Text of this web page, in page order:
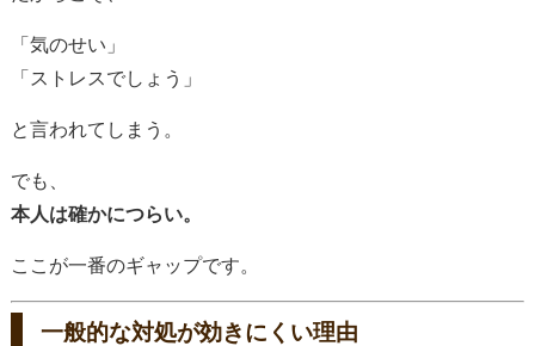
「気のせい」
「ストレスでしょう」
と言われてしまう。
でも、
本人は確かにつらい。
ここが一番のギャップです。
一般的な対処が効きにくい理由